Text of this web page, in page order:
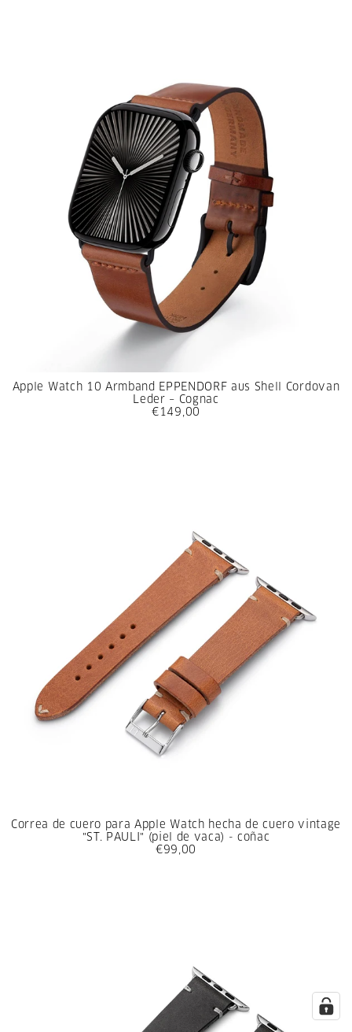
Apple Watch 10 Armband EPPENDORF aus Shell Cordovan
Leder – Cognac
€149,00
Correa de cuero para Apple Watch hecha de cuero vintage
"ST. PAULI" (piel de vaca) - coñac
€99,00